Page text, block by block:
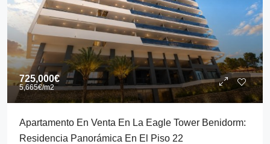
725,000€
5,665€/m2
Apartamento En Venta En La Eagle Tower Benidorm:
Residencia Panorámica En El Piso 22